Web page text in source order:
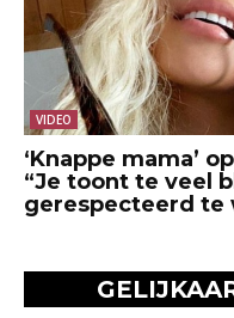
VIDEO
‘Knappe mama’
“Je toont te veel
gerespecteerd te